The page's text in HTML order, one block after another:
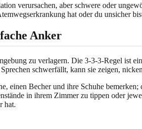
verursachen, aber schwere oder
hat oder du unsicher
Anker
zu verlagern. Die 3-3-3-Regel ist
schwerfällt, kann sie zeigen,
einen Becher und ihre Schuhe
in ihrem Zimmer zu tippen oder
hat.